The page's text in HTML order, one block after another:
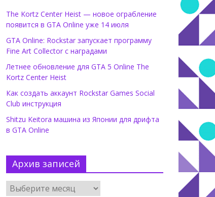
The Kortz Center Heist — новое ограбление
появится в GTA Online уже 14 июля
GTA Online: Rockstar запускает программу
Fine Art Collector с наградами
Летнее обновление для GTA 5 Online The
Kortz Center Heist
Как создать аккаунт Rockstar Games Social
Club инструкция
Shitzu Keitora машина из Японии для дрифта
в GTA Online
Архив записей